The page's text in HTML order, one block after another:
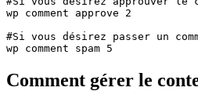
wp comment approve 2
#Si vous désirez passer un
wp comment spam 5
Comment gérer le